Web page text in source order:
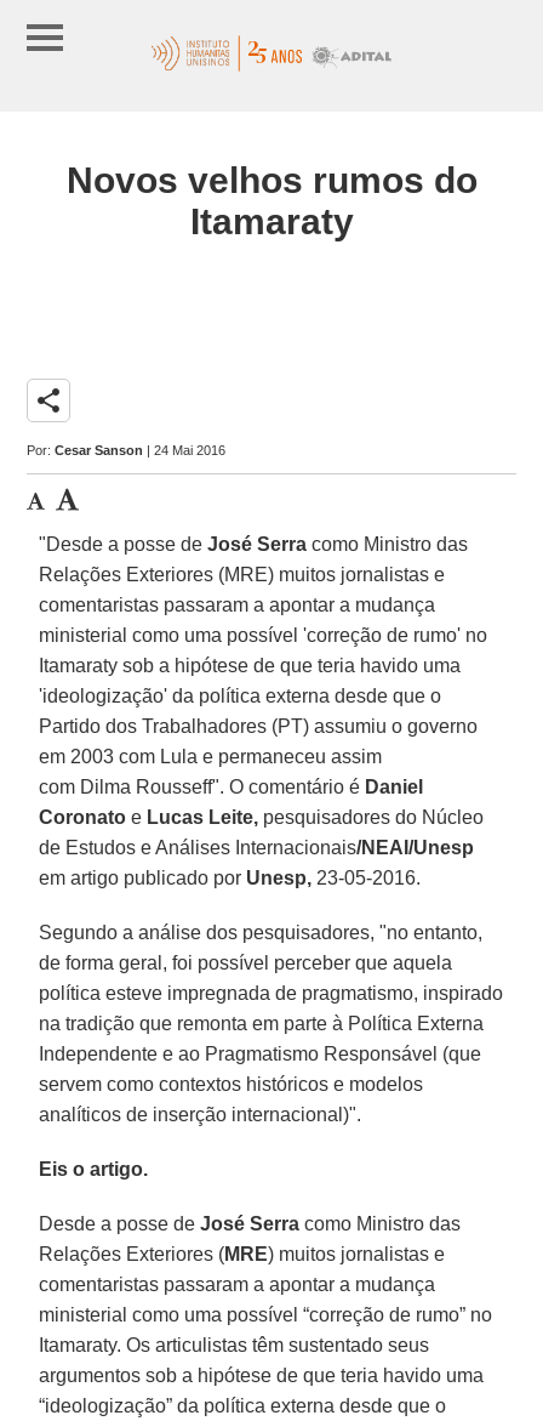
Novos velhos rumos do
Itamaraty
share
Por:Cesar Sanson | 24 Mai 2016
"Desde a posse deJosé Serracomo Ministro das
Relações Exteriores (MRE) muitos jornalistas e
comentaristas passaram a apontar a mudança
ministerial como uma possível 'correção de rumo' no
Itamaraty sob a hipótese de que teria havido uma
'ideologização' da política externa desde que o
Partido dos Trabalhadores (PT) assumiu o governo
em 2003 com Lula e permaneceu assim
com Dilma Rousseff". O comentário é Daniel
Coronatoe Lucas Leite, pesquisadores do Núcleo
de Estudos e Análises Internacionais/NEAI/Unesp
em artigo publicado por Unesp, 23-05-2016.
Segundo a análise dos pesquisadores, "no entanto,
de forma geral, foi possível perceber que aquela
política esteve impregnada de pragmatismo, inspirado
na tradição que remonta em parte à Política Externa
Independente e ao Pragmatismo Responsável (que
servem como contextos históricos e modelos
analíticos de inserção internacional)".
Eis o artigo.
Desde a posse deJosé Serra como Ministro das
Relações Exteriores (MRE) muitos jornalistas e
comentaristas passaram a apontar a mudança
ministerial como uma possível “correção de rumo” no
Itamaraty. Os articulistas têm sustentado seus
argumentos sob a hipótese de que teria havido uma
“ideologização” da política externa desde que o